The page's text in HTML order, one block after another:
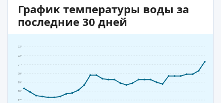
График температуры воды за
последние 30 дней
17°
18°
19°
20°
21°
22°
23°